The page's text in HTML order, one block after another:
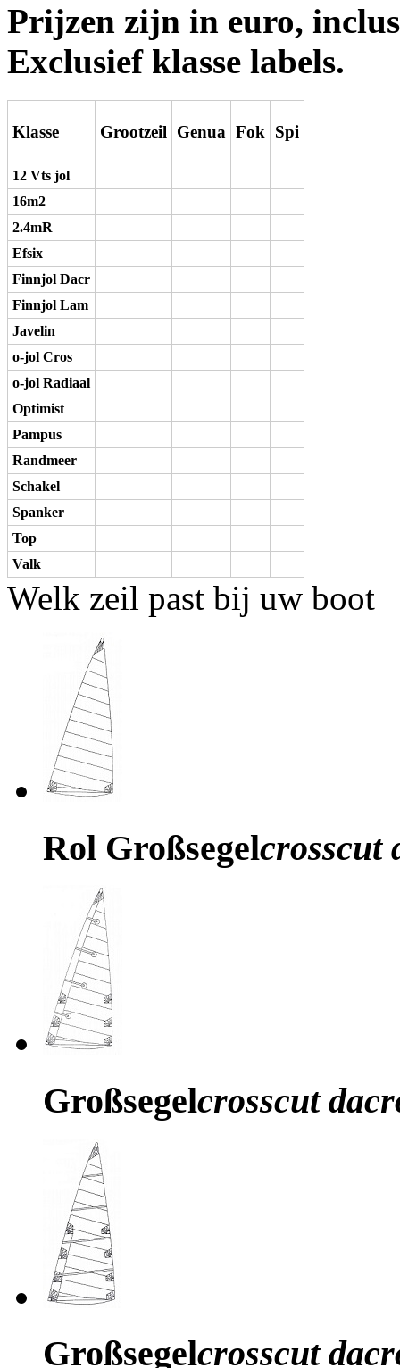
Prijzen zijn in euro,
Exclusief klasse labels.
Klasse Grootzeil Genua Fok Spi
12 Vts jol
16m2
2.4mR
Efsix
Finnjol Dacr
Finnjol Lam
Javelin
o-jol Cros
o-jol Radiaal
Optimist
Pampus
Randmeer
Schakel
Spanker
Top
Valk
Welk zeil past bij uw boot
Rol Großsegelcrosscut
Großsegelcrosscut
Großsegelcrosscut